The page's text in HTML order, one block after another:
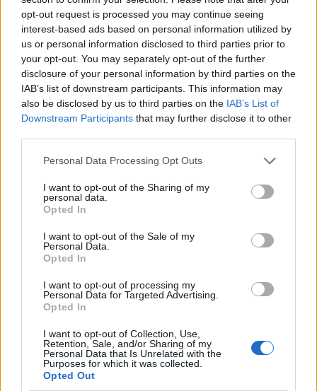
opt-out request is processed you may continue seeing
interest-based ads based on personal information utilized by
us or personal information disclosed to third parties prior to
your opt-out. You may separately opt-out of the further
disclosure of your personal information by third parties on the
IAB’s list of downstream participants. This information may
also be disclosed by us to third parties on the IAB’s List of
Downstream Participants that may further disclose it to other
Please note that this website/app uses one or more Google
not limited to your visit or usage behaviour. You may click to
grant or deny consent to Google and its third-party tags to
use your data for below specified purposes in below Google
consent section.
Personal Data Processing Opt Outs
I want to opt-out of the Sharing of my
personal data.
Opted In
I want to opt-out of the Sale of my
Personal Data.
Opted In
I want to opt-out of processing my
Personal Data for Targeted Advertising.
Opted In
I want to opt-out of Collection, Use,
Retention, Sale, and/or Sharing of my
Personal Data that Is Unrelated with the
Purposes for which it was collected.
Opted Out
«Οι δημόσιες αστικές συγκοινωνίες θα